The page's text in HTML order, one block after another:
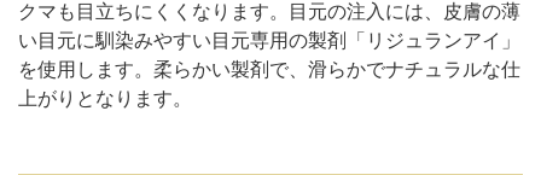
クマも目立ちにくくなります。目元の注入には、皮膚の薄
い目元に馴染みやすい目元専用の製剤「リジュランアイ」
を使用します。柔らかい製剤で、滑らかでナチュラルな仕
上がりとなります。